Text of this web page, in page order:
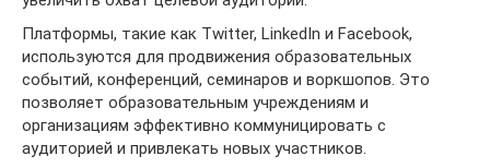
Платформы, такие как Twitter, LinkedIn и Facebook,
используются для продвижения образовательных
событий, конференций, семинаров и воркшопов. Это
позволяет образовательным учреждениям и
организациям эффективно коммуницировать с
аудиторией и привлекать новых участников.